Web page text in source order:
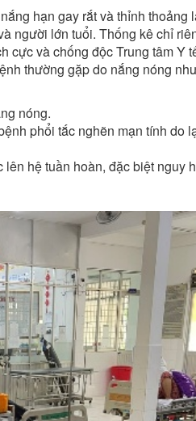
hạn gay rắt và thỉnh thoảng
người lớn tuổi. Thống kê chỉ
và chống độc Trung tâm Y
thường gặp do nắng nóng
nóng.
phổi tắc nghẽn mạn tính do
hệ tuần hoàn, đặc biệt nguy